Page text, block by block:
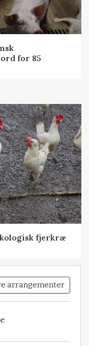
for 85
fjerkræ
arrangementer